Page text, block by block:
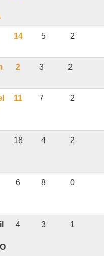
14 5 2
2 3 2
11 7 2
18 4 2
6 8 0
4 3 1